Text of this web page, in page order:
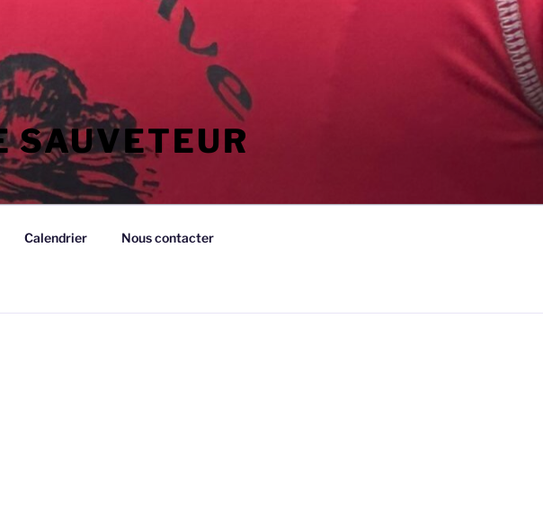
SAUVETEUR
Calendrier Nous contacter